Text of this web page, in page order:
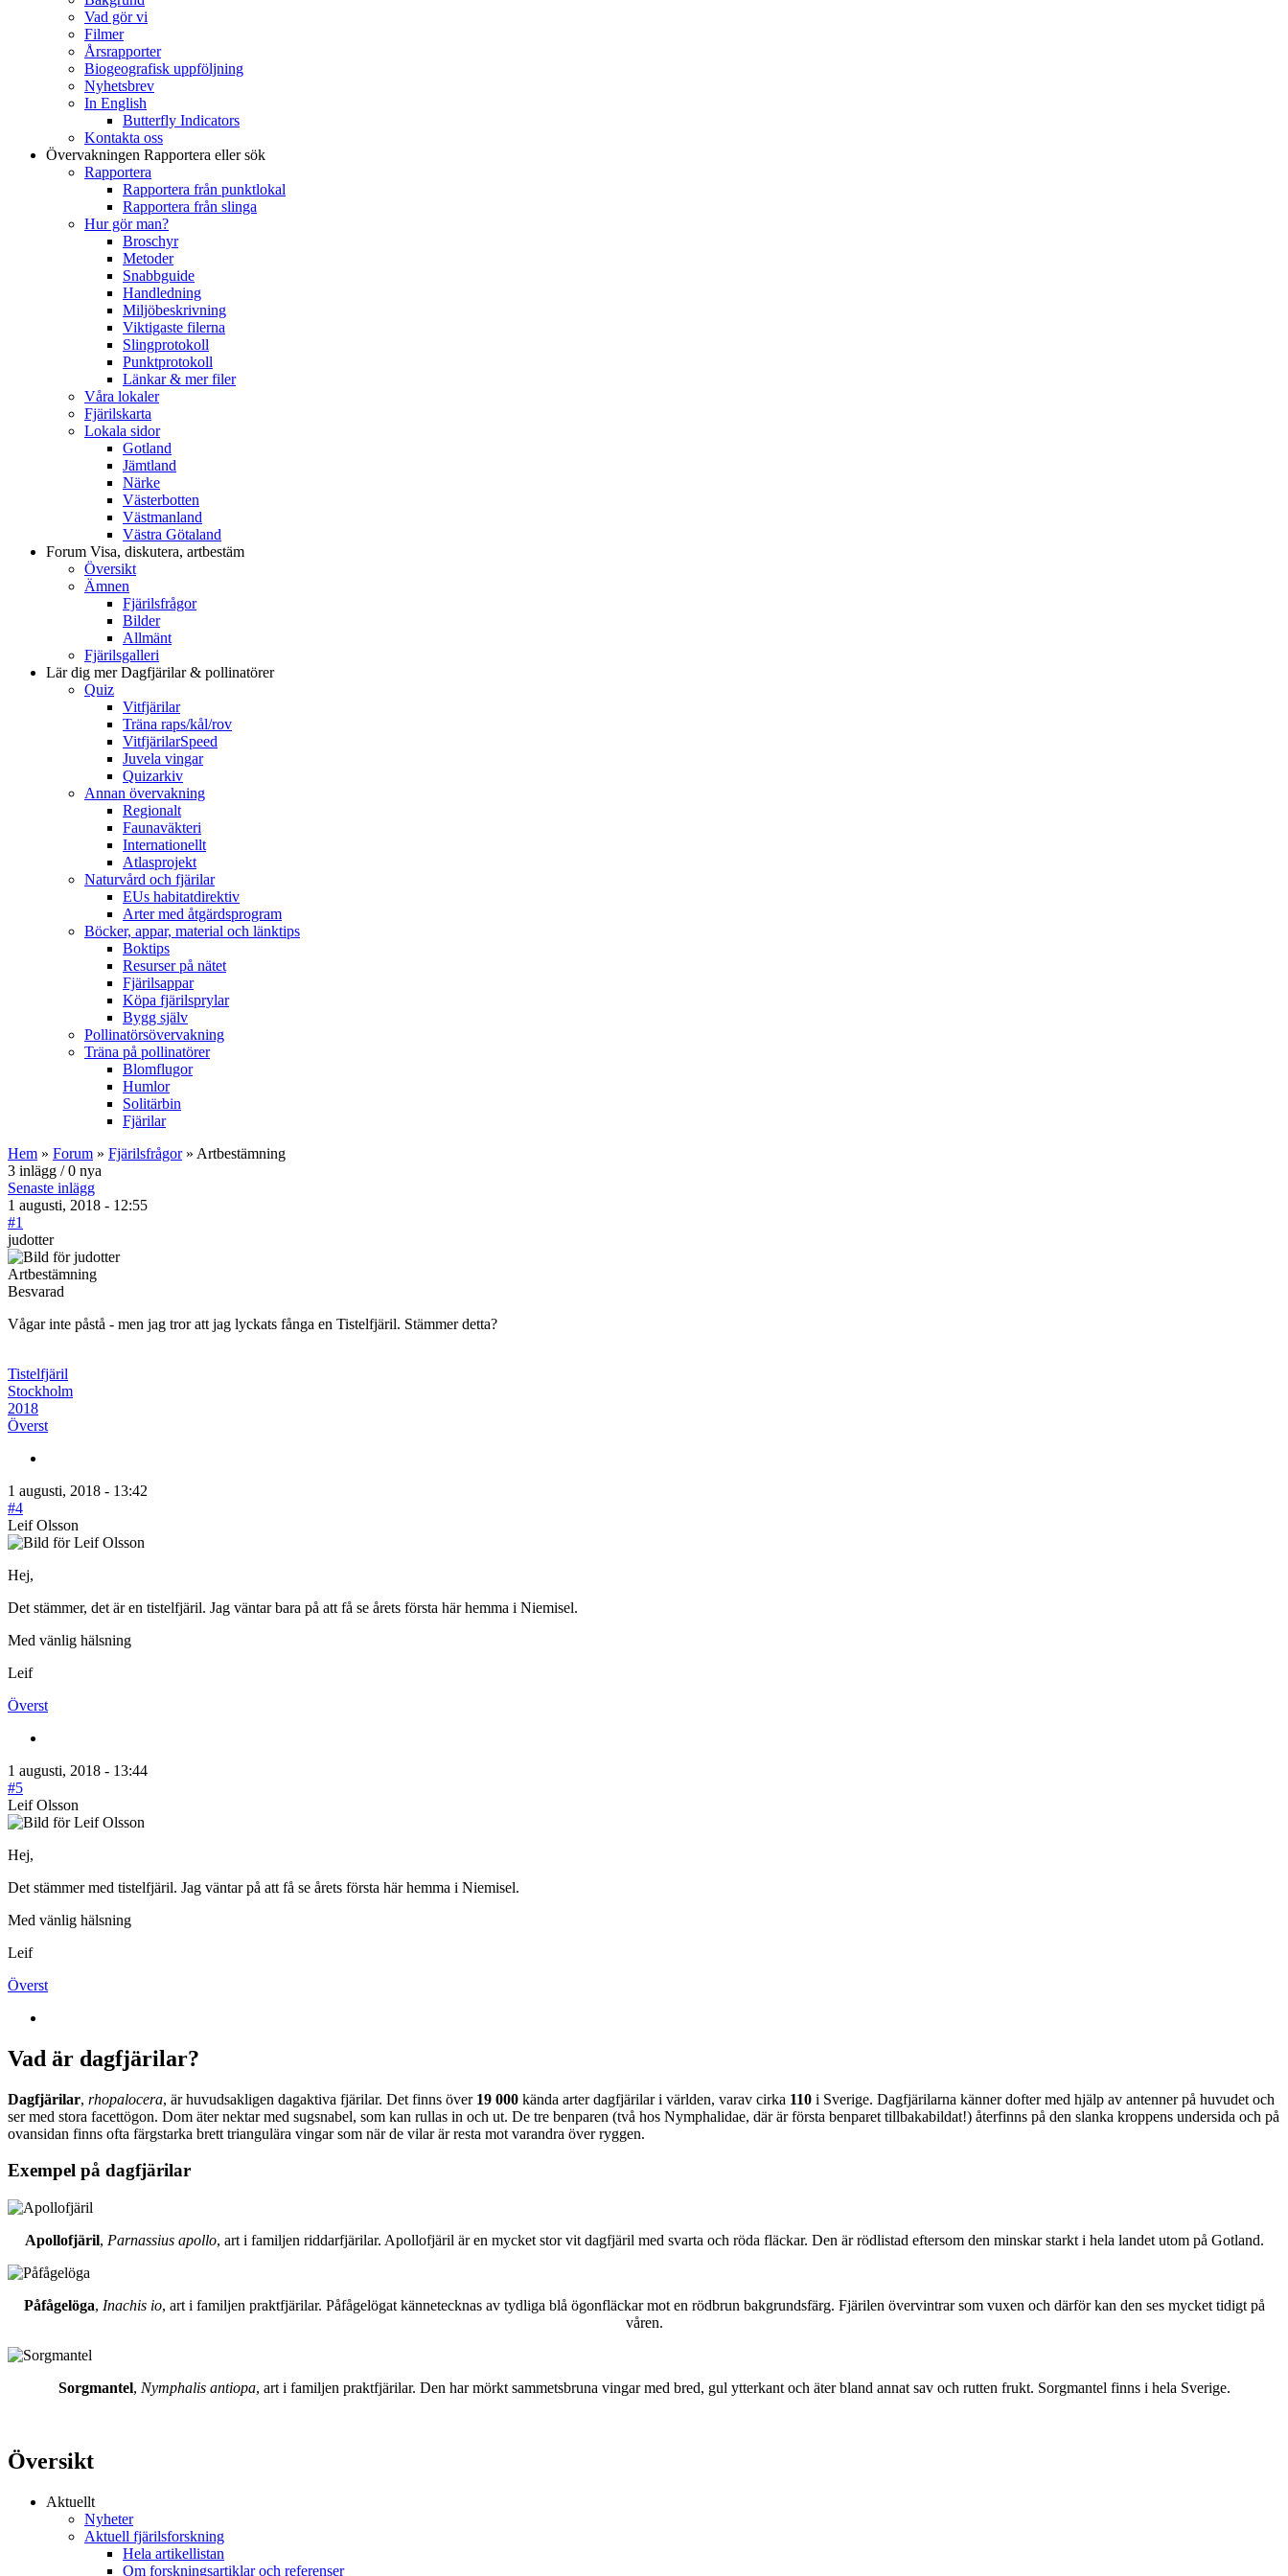
Vad gör vi
Filmer
Årsrapporter
Biogeografisk uppföljning
Nyhetsbrev
In English
Butterfly Indicators
Kontakta oss
Övervakningen Rapportera eller sök
Rapportera
Rapportera från punktlokal
Rapportera från slinga
Hur gör man?
Broschyr
Metoder
Snabbguide
Handledning
Miljöbeskrivning
Viktigaste filerna
Slingprotokoll
Punktprotokoll
Länkar & mer filer
Våra lokaler
Fjärilskarta
Lokala sidor
Gotland
Jämtland
Närke
Västerbotten
Västmanland
Västra Götaland
Forum Visa, diskutera, artbestäm
Översikt
Ämnen
Fjärilsfrågor
Bilder
Allmänt
Fjärilsgalleri
Lär dig merDagfjärilar & pollinatörer
Quiz
Vitfjärilar
Träna raps/kål/rov
VitfjärilarSpeed
Juvela vingar
Quizarkiv
Annan övervakning
Regionalt
Faunaväkteri
Internationellt
Atlasprojekt
Naturvård och fjärilar
EUs habitatdirektiv
Arter med åtgärdsprogram
Böcker, appar, material och länktips
Boktips
Resurser på nätet
Fjärilsappar
Köpa fjärilsprylar
Bygg själv
Pollinatörsövervakning
Träna på pollinatörer
Blomflugor
Humlor
Solitärbin
Fjärilar
Hem » Forum » Fjärilsfrågor» Artbestämning
3 inlägg / 0 nya
Senaste inlägg
1 augusti, 2018 - 12:55
#1
judotter
Artbestämning
Besvarad
Vågar inte påstå - men jag tror att jag lyckats fånga en Tistelfjäril. Stämmer detta?
Tistelfjäril
Stockholm
2018
Överst
1 augusti, 2018 - 13:42
#4
Leif Olsson
Hej,
Det stämmer, det är en tistelfjäril. Jag väntar bara på att få se årets första här hemma i Niemisel.
Med vänlig hälsning
Leif
Överst
1 augusti, 2018 - 13:44
#5
Leif Olsson
Hej,
Det stämmer med tistelfjäril. Jag väntar på att få se årets första här hemma i Niemisel.
Med vänlig hälsning
Leif
Överst
Vad är dagfjärilar?
Dagfjärilar, rhopalocera, är huvudsakligen dagaktiva fjärilar. Det finns över 19 000 kända arter dagfjärilar i världen, varav cirka 110 i Sverige. Dagfjärilarna känner dofter med hjälp av antenner på huvudet och
ser med stora facettögon. Dom äter nektar med sugsnabel, som kan rullas in och ut. De tre benparen (två hos Nymphalidae, där är första benparet tillbakabildat!) återfinns på den slanka kroppens undersida och på
ovansidan finns ofta färgstarka brett triangulära vingar som när de vilar är resta mot varandra över ryggen.
Exempel på dagfjärilar
Apollofjäril, Parnassius apollo, art i familjen riddarfjärilar. Apollofjäril är en mycket stor vit dagfjäril med svarta och röda fläckar. Den är rödlistad eftersom den minskar starkt i hela landet utom på Gotland.
Påfågelöga, Inachis io, art i familjen praktfjärilar. Påfågelögat kännetecknas av tydliga blå ögonfläckar mot en rödbrun bakgrundsfärg. Fjärilen övervintrar som vuxen och därför kan den ses mycket tidigt på
våren.
Sorgmantel, Nymphalis antiopa, art i familjen praktfjärilar. Den har mörkt sammetsbruna vingar med bred, gul ytterkant och äter bland annat sav och rutten frukt. Sorgmantel finns i hela Sverige.
Översikt
Aktuellt
Nyheter
Aktuell fjärilsforskning
Hela artikellistan
Om forskningsartiklar och referenser